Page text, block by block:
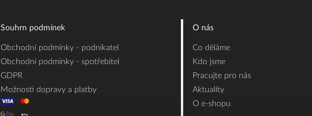
Souhrn podmínek
Obchodní podmínky - podnikatel
Obchodní podmínky - spotřebitel
GDPR
Možnosti dopravy a platby
O nás
Co děláme
Kdo jsme
Pracujte pro nás
Aktuality
O e-shopu